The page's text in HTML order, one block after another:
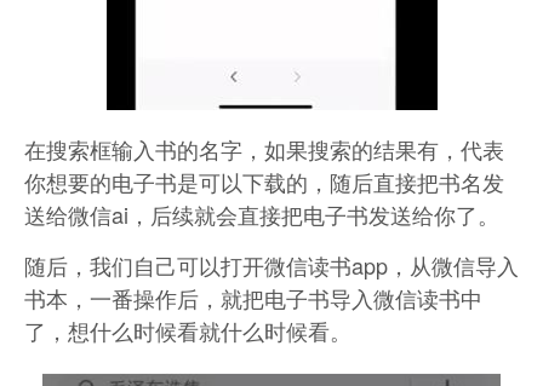
在搜索框输入书的名字，如果搜索的结果有，代表
你想要的电子书是可以下载的，随后直接把书名发
送给微信ai，后续就会直接把电子书发送给你了。
随后，我们自己可以打开微信读书app，从微信导入
书本，一番操作后，就把电子书导入微信读书中
了，想什么时候看就什么时候看。